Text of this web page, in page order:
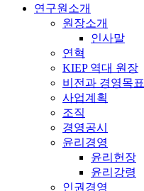
연구원소개
원장소개
인사말
연혁
KIEP 역대 원장
비전과 경영목표
사업계획
조직
경영공시
윤리경영
윤리헌장
윤리강령
인권경영